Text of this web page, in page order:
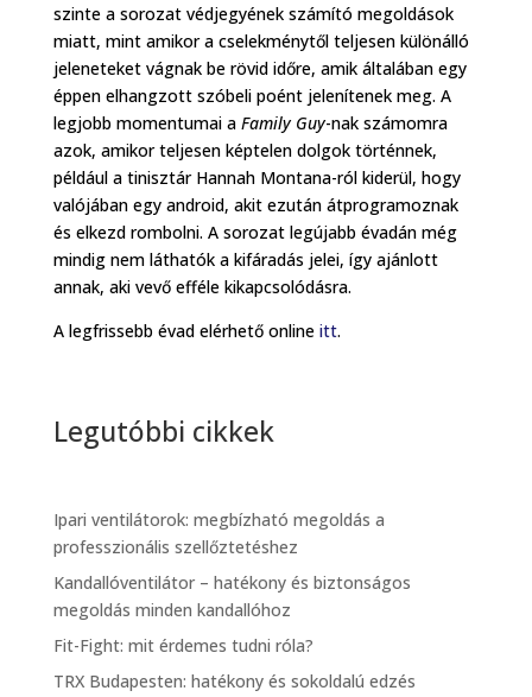
szinte a sorozat védjegyének számító megoldások
miatt, mint amikor a cselekménytől teljesen különálló
jeleneteket vágnak be rövid időre, amik általában egy
éppen elhangzott szóbeli poént jelenítenek meg. A
legjobb momentumai a Family Guy-nak számomra
azok, amikor teljesen képtelen dolgok történnek,
például a tinisztár Hannah Montana-ról kiderül, hogy
valójában egy android, akit ezután átprogramoznak
és elkezd rombolni. A sorozat legújabb évadán még
mindig nem láthatók a kifáradás jelei, így ajánlott
annak, aki vevő efféle kikapcsolódásra.
A legfrissebb évad elérhető online itt.
Legutóbbi cikkek
Ipari ventilátorok: megbízható megoldás a
professzionális szellőztetéshez
Kandallóventilátor – hatékony és biztonságos
megoldás minden kandallóhoz
Fit-Fight: mit érdemes tudni róla?
TRX Budapesten: hatékony és sokoldalú edzés